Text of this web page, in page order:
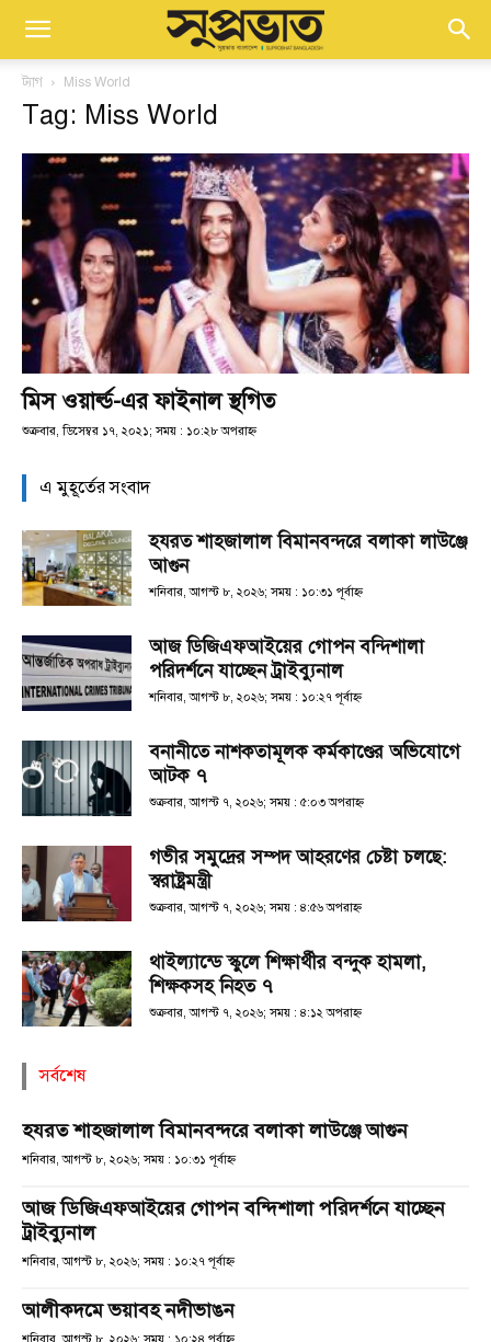
ট্যাগ Miss World
Tag: Miss World
মিস ওয়ার্ল্ড-এর ফাইনাল স্থগিত
শুক্রবার, ডিসেম্বর ১৭, ২০২১; সময় : ১০:২৮ অপরাহ্ণ
এ মুহূর্তের সংবাদ
হযরত শাহজালাল বিমানবন্দরে বলাকা লাউঞ্জে
আগুন
শনিবার, আগস্ট ৮, ২০২৬; সময় : ১০:৩১ পূর্বাহ্ণ
আজ ডিজিএফআইয়ের গোপন বন্দিশালা
পরিদর্শনে যাচ্ছেন ট্রাইব্যুনাল
শনিবার, আগস্ট ৮, ২০২৬; সময় : ১০:২৭ পূর্বাহ্ণ
বনানীতে নাশকতামূলক কর্মকাণ্ডের অভিযোগে
আটক ৭
শুক্রবার, আগস্ট ৭, ২০২৬; সময় : ৫:০৩ অপরাহ্ণ
গভীর সমুদ্রের সম্পদ আহরণের চেষ্টা চলছে:
স্বরাষ্ট্রমন্ত্রী
শুক্রবার, আগস্ট ৭, ২০২৬; সময় : ৪:৫৬ অপরাহ্ণ
থাইল্যান্ডে স্কুলে শিক্ষার্থীর বন্দুক হামলা,
শিক্ষকসহ নিহত ৭
শুক্রবার, আগস্ট ৭, ২০২৬; সময় : ৪:১২ অপরাহ্ণ
সর্বশেষ
হযরত শাহজালাল বিমানবন্দরে বলাকা লাউঞ্জে আগুন
শনিবার, আগস্ট ৮, ২০২৬; সময় : ১০:৩১ পূর্বাহ্ণ
আজ ডিজিএফআইয়ের গোপন বন্দিশালা পরিদর্শনে যাচ্ছেন
ট্রাইব্যুনাল
শনিবার, আগস্ট ৮, ২০২৬; সময় : ১০:২৭ পূর্বাহ্ণ
আলীকদমে ভয়াবহ নদীভাঙন